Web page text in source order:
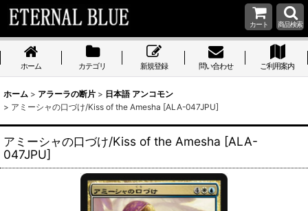
カート 商品検索
ホーム カテゴリ 新規登録 問い合わせ ご利用案内
ホーム > アラーラの断片 > 日本語 アンコモン
> アミーシャの口づけ/Kiss of the Amesha [ALA-047JPU]
アミーシャの口づけ/Kiss of the Amesha [ALA-
047JPU]